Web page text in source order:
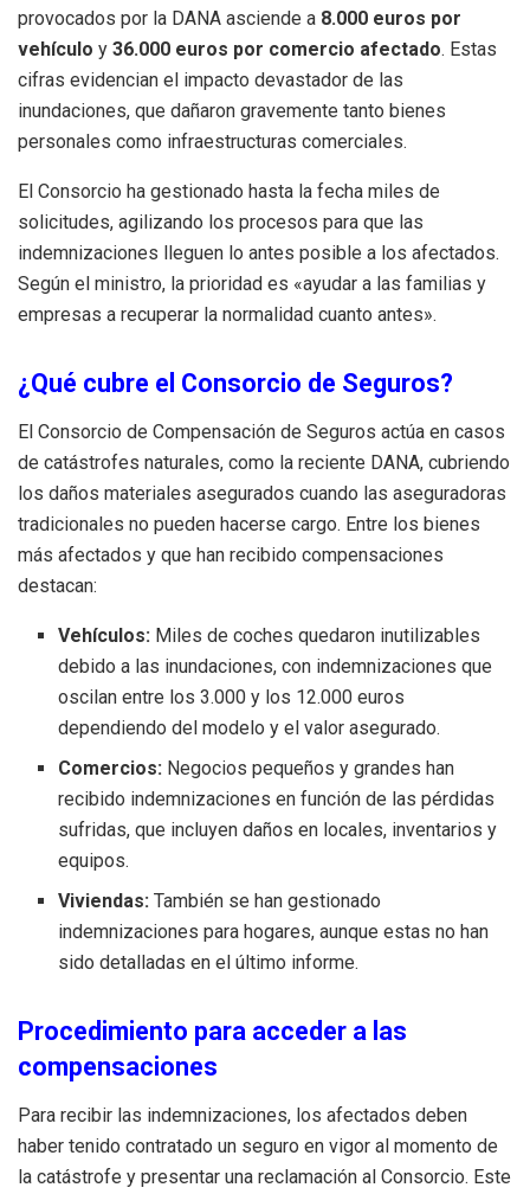
provocados por la DANA asciende a 8.000 euros por
vehículo y 36.000 euros por comercio afectado. Estas
cifras evidencian el impacto devastador de las
inundaciones, que dañaron gravemente tanto bienes
personales como infraestructuras comerciales.
El Consorcio ha gestionado hasta la fecha miles de
solicitudes, agilizando los procesos para que las
indemnizaciones lleguen lo antes posible a los afectados.
Según el ministro, la prioridad es «ayudar a las familias y
empresas a recuperar la normalidad cuanto antes».
¿Qué cubre el Consorcio de Seguros?
El Consorcio de Compensación de Seguros actúa en casos
de catástrofes naturales, como la reciente DANA, cubriendo
los daños materiales asegurados cuando las aseguradoras
tradicionales no pueden hacerse cargo. Entre los bienes
más afectados y que han recibido compensaciones
destacan:
Vehículos: Miles de coches quedaron inutilizables
debido a las inundaciones, con indemnizaciones que
oscilan entre los 3.000 y los 12.000 euros
dependiendo del modelo y el valor asegurado.
Comercios: Negocios pequeños y grandes han
recibido indemnizaciones en función de las pérdidas
sufridas, que incluyen daños en locales, inventarios y
equipos.
Viviendas: También se han gestionado
indemnizaciones para hogares, aunque estas no han
sido detalladas en el último informe.
Procedimiento para acceder a las
compensaciones
Para recibir las indemnizaciones, los afectados deben
haber tenido contratado un seguro en vigor al momento de
la catástrofe y presentar una reclamación al Consorcio. Este